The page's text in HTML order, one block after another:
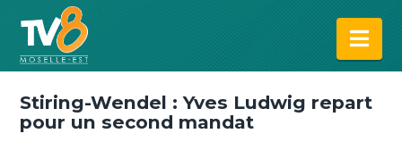
Stiring-Wendel : Yves Ludwig repart
pour un second mandat